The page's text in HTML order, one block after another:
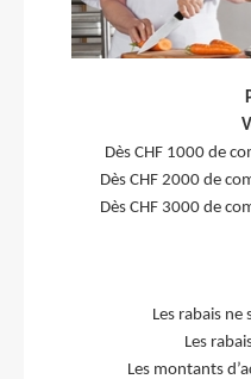
Dès CHF 1000 de
Dès CHF 2000 de
Dès CHF 3000 de
Les rabais
Les
Les montants